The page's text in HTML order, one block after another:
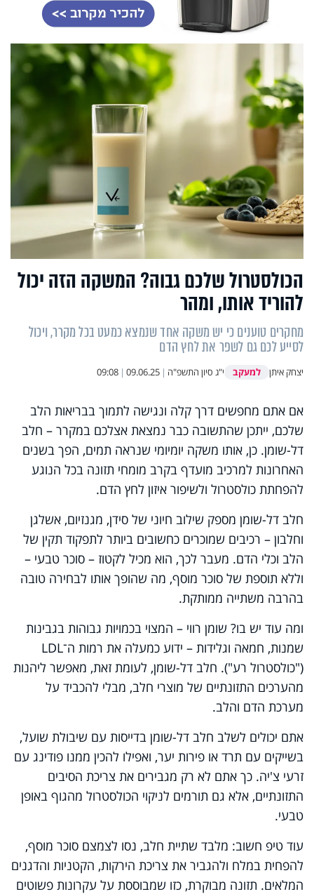
הכולסטרול שלכם גבוה? המשקה הזה יכול
להוריד אותו, ומהר
מחקרים טוענים כי יש משקה אחד שנמצא כמעט בכל מקרר, ויכול
לסייע לכם גם לשפר את לחץ הדם
יצחק איתן למעקב י"ג סיון התשפ"ה |
09.06.25
|
09:08
אם אתם מחפשים דרך קלה ונגישה לתמוך בבריאות הלב
שלכם, ייתכן שהתשובה כבר נמצאת אצלכם במקרר – חלב
דל-שומן. כן, אותו משקה יומיומי שנראה תמים, הפך בשנים
האחרונות למרכיב מועדף בקרב מומחי תזונה בכל הנוגע
להפחתת כולסטרול ולשיפור איזון לחץ הדם.
חלב דל-שומן מספק שילוב חיוני של סידן, מגנזיום, אשלגן
וחלבון – רכיבים שמוכרים כחשובים ביותר לתפקוד תקין של
הלב וכלי הדם. מעבר לכך, הוא מכיל לקטוז – סוכר טבעי –
וללא תוספת של סוכר מוסף, מה שהופך אותו לבחירה טובה
בהרבה משתייה ממותקת.
ומה עוד יש בו? שומן רווי – המצוי בכמויות גבוהות בגבינות
שמנות, חמאה וגלידות – ידוע כמעלה את רמות ה־LDL
("כולסטרול רע"). חלב דל-שומן, לעומת זאת, מאפשר ליהנות
מהערכים התזונתיים של מוצרי חלב, מבלי להכביד על
מערכת הדם והלב.
אתם יכולים לשלב חלב דל-שומן בדייסות עם שיבולת שועל,
בשייקים עם תרד או פירות יער, ואפילו להכין ממנו פודינג עם
זרעי צ'יה. כך אתם לא רק מגבירים את צריכת הסיבים
התזונתיים, אלא גם תורמים לניקוי הכולסטרול מהגוף באופן
טבעי.
עוד טיפ חשוב: מלבד שתיית חלב, נסו לצמצם סוכר מוסף,
להפחית במלח ולהגביר את צריכת הירקות, הקטניות והדגנים
המלאים. תזונה מבוקרת, כזו שמבוססת על עקרונות פשוטים